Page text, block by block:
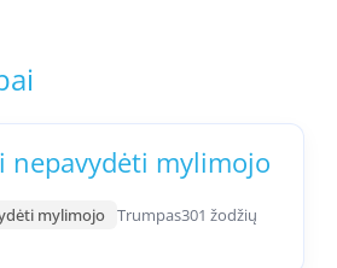
nepavydėti mylimojo
mylimojo Trumpas301 žodžių